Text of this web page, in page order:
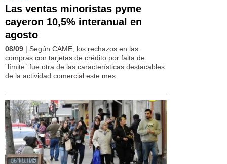
Las ventas minoristas pyme
cayeron 10,5% interanual en
agosto
08/09 | Según CAME, los rechazos en las
compras con tarjetas de crédito por falta de
¨límite¨ fue otra de las características destacables
de la actividad comercial este mes.